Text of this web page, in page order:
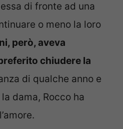
di fronte ad una
o meno la loro
però, aveva
chiudere la
di qualche anno e
dama, Rocco ha